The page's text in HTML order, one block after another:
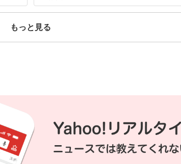
ごく
数
ス
ね
もっと見る